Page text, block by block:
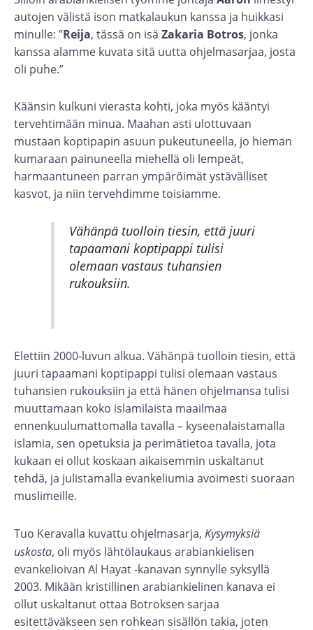
autojen välistä ison matkalaukun kanssa ja huikkasi
minulle: ”Reija, tässä on isä Zakaria Botros, jonka
kanssa alamme kuvata sitä uutta ohjelmasarjaa, josta
oli puhe.”
Käänsin kulkuni vierasta kohti, joka myös kääntyi
tervehtimään minua. Maahan asti ulottuvaan
mustaan koptipapin asuun pukeutuneella, jo hieman
kumaraan painuneella miehellä oli lempeät,
harmaantuneen parran ympäröimät ystävälliset
kasvot, ja niin tervehdimme toisiamme.
Vähänpä tuolloin tiesin, että juuri
tapaamani koptipappi tulisi
olemaan vastaus tuhansien
rukouksiin.
Elettiin 2000-luvun alkua. Vähänpä tuolloin tiesin, että
juuri tapaamani koptipappi tulisi olemaan vastaus
tuhansien rukouksiin ja että hänen ohjelmansa tulisi
muuttamaan koko islamilaista maailmaa
ennenkuulumattomalla tavalla – kyseenalaistamalla
islamia, sen opetuksia ja perimätietoa tavalla, jota
kukaan ei ollut koskaan aikaisemmin uskaltanut
tehdä, ja julistamalla evankeliumia avoimesti suoraan
muslimeille.
Tuo Keravalla kuvattu ohjelmasarja, Kysymyksiä
uskosta, oli myös lähtölaukaus arabiankielisen
evankelioivan Al Hayat -kanavan synnylle syksyllä
2003. Mikään kristillinen arabiankielinen kanava ei
ollut uskaltanut ottaa Botroksen sarjaa
esitettäväkseen sen rohkean sisällön takia, joten